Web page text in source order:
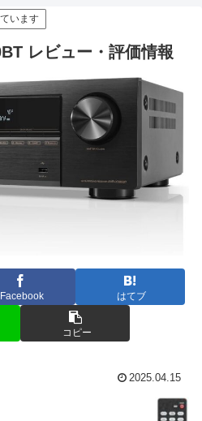
います
レビュー・評価情報
Facebook はてブ
コピー
2025.04.15